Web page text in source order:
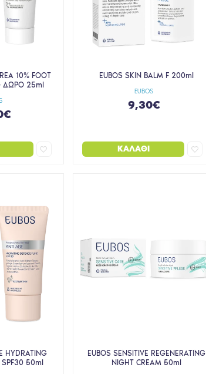
10% FOOT
ΔΩΡΟ 25ml
EUBOS
EUBOS SKIN BALM F 200ml
9,30€
ΚΑΛΆΘΙ
HYDRATING
SPF30 50ml
EUBOS SENSITIVE REGENERATING
NIGHT CREAM 50ml